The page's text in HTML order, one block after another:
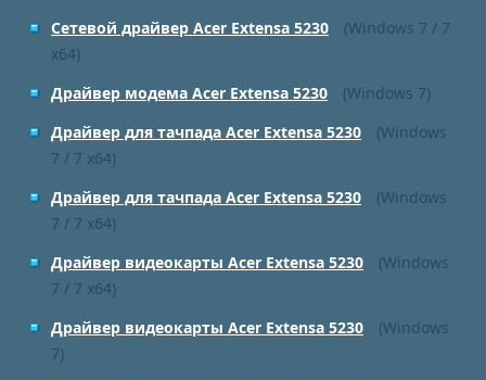
Сетевой драйвер Acer Extensa 5230
(Windows 7 / 7
x64)
Драйвер модема Acer Extensa 5230
(Windows 7)
Драйвер для тачпада Acer Extensa 5230
(Windows
7 / 7 x64)
Драйвер для тачпада Acer Extensa 5230
(Windows
7 / 7 x64)
Драйвер видеокарты Acer Extensa 5230
(Windows
7 / 7 x64)
Драйвер видеокарты Acer Extensa 5230
(Windows
7)